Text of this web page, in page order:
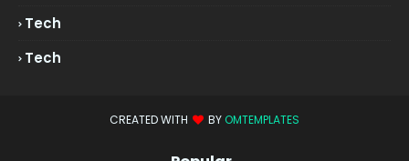
Tech
Tech
CREATED WITH BY OMTEMPLATES